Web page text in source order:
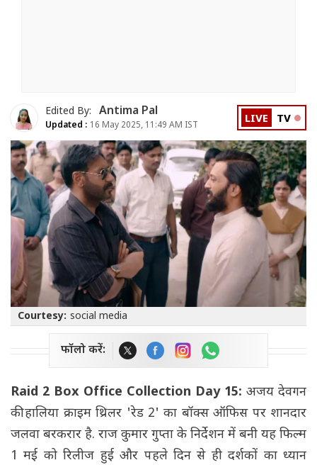
Edited By: Antima Pal
Updated : 16 May 2025, 11:49 AM IST LIVE TV
Courtesy: social media
फॉलो करें:
Raid 2 Box Office Collection Day 15: अजय देवगन
की हालिया क्राइम थ्रिलर 'रेड 2' का बॉक्स ऑफिस पर शानदार
जलवा बरकरार है. राज कुमार गुप्ता के निर्देशन में बनी यह फिल्म
1 मई को रिलीज हुई और पहले दिन से ही दर्शकों का ध्यान